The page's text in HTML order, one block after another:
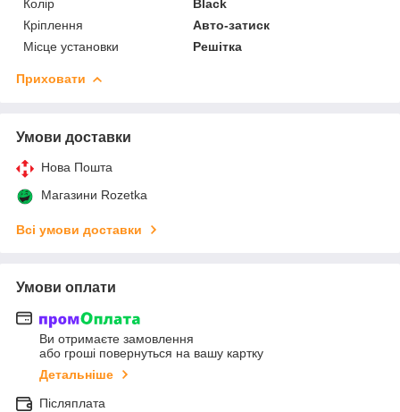
Колір
Black
Кріплення
Авто-затиск
Місце установки
Решітка
Приховати
Умови доставки
Нова Пошта
Магазини Rozetka
Всі умови доставки
Умови оплати
Ви отримаєте замовлення
або гроші повернуться на вашу картку
Детальніше
Післяплата